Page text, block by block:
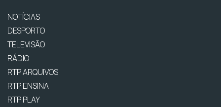
NOTÍCIAS
DESPORTO
TELEVISÃO
RÁDIO
RTP ARQUIVOS
RTP ENSINA
RTP PLAY